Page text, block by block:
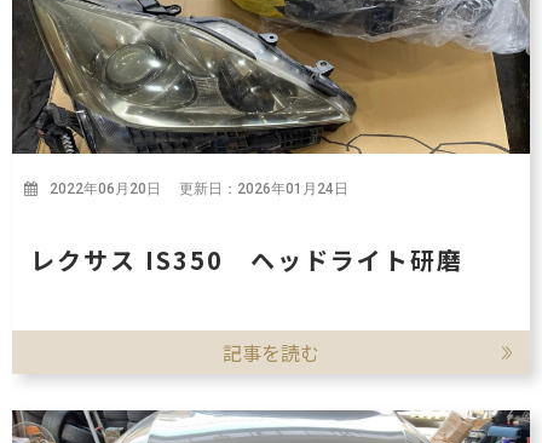
2022年06月20日 更新日：2026年01月24日
レクサス IS350 ヘッドライト研磨
記事を読む